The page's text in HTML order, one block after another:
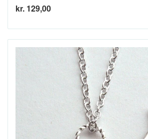
kr. 129,00